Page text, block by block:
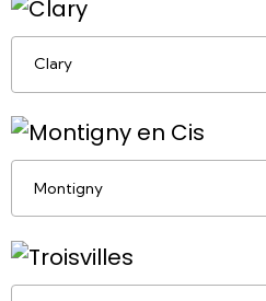
Clary
Montigny